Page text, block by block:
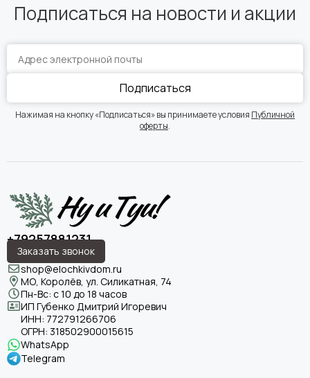
Подписаться на новости и акции
Подписаться
Нажимая на кнопку «Подписаться» вы принимаете условия Публичной
оферты.
+79257881231
Заказать звонок
shop@elochkivdom.ru
МО, Королёв, ул. Силикатная, 74
Пн-Вс: с 10 до 18 часов
ИП Губенко Дмитрий Игоревич
ИНН: 772791266706
ОГРН: 318502900015615
WhatsApp
Telegram